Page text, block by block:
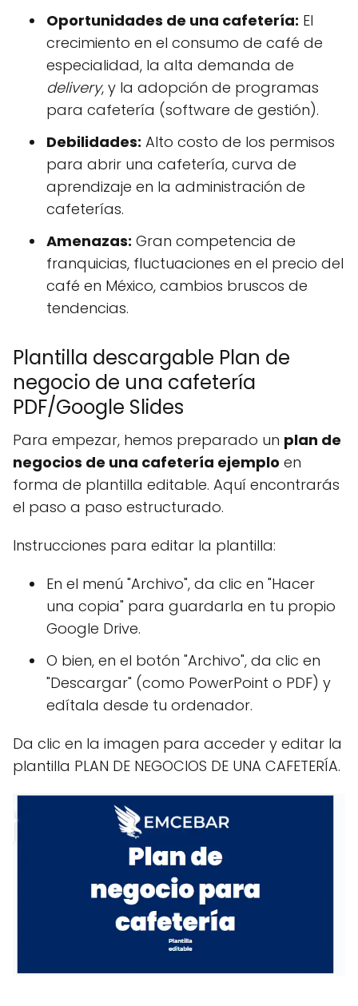
Oportunidades de una cafetería: El
crecimiento en el consumo de café de
especialidad, la alta demanda de
delivery, y la adopción de programas
para cafetería (software de gestión).
Debilidades: Alto costo de los permisos
para abrir una cafetería, curva de
aprendizaje en la administración de
cafeterías.
Amenazas: Gran competencia de
franquicias, fluctuaciones en el precio del
café en México, cambios bruscos de
tendencias.
Plantilla descargable Plan de
negocio de una cafetería
PDF/Google Slides
Para empezar, hemos preparado un plan de
negocios de una cafetería ejemplo en
forma de plantilla editable. Aquí encontrarás
el paso a paso estructurado.
Instrucciones para editar la plantilla:
En el menú "Archivo", da clic en "Hacer
una copia" para guardarla en tu propio
Google Drive.
O bien, en el botón "Archivo", da clic en
"Descargar" (como PowerPoint o PDF) y
edítala desde tu ordenador.
Da clic en la imagen para acceder y editar la
plantilla PLAN DE NEGOCIOS DE UNA CAFETERÍA.